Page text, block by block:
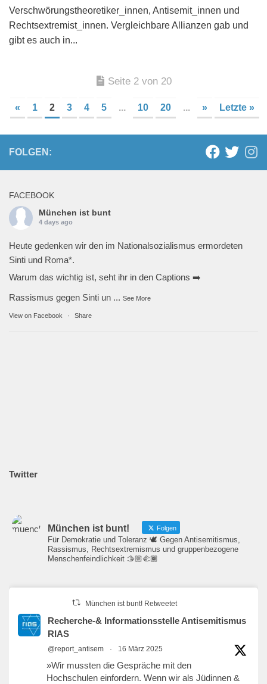
Verschwörungstheoretiker_innen, Antisemit_innen und
Rechtsextremist_innen. Vergleichbare Allianzen gab und
gibt es auch in...
Seite 2 von 20
« 1 2 3 4 5 ... 10 20 ... » Letzte »
FOLGEN:
FACEBOOK
München ist bunt
4 days ago
Heute gedenken wir den im Nationalsozialismus ermordeten
Sinti und Roma*.
Warum das wichtig ist, seht ihr in den Captions ➡️
Rassismus gegen Sinti un ... See More
View on Facebook · Share
Twitter
München ist bunt! Folgen
Für Demokratie und Toleranz 🕊️ Gegen Antisemitismus,
Rassismus, Rechtsextremismus und gruppenbezogene
Menschenfeindlichkeit 🫱🏼‍🫲🏾
München ist bunt! Retweetet
Recherche-& Informationsstelle Antisemitismus
RIAS
@report_antisem · 16 März 2025
»Wir mussten die Gespräche mit den
Hochschulen einfordern. Wenn wir als Jüdinnen &